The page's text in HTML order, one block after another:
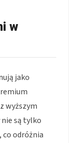
w
jako
wyższym
są tylko
co odróżnia